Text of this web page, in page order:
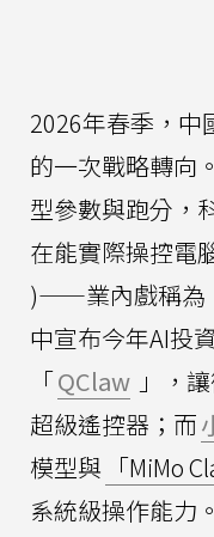
2026年春季，中
的一次戰略轉向
型參數與跑分，
在能實際操控電
)——業內戲稱為
中宣布今年AI投
「QClaw 」，
超級遙控器；而
模型與 「MiMo
系統級操作能力。